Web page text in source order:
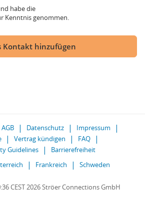
habe die
Kenntnis genommen.
Kontakt hinzufügen
AGB Datenschutz
Impressum
Vertrag kündigen
FAQ
Guidelines
Barrierefreiheit
Frankreich Schweden
CEST 2026 Ströer Connections GmbH